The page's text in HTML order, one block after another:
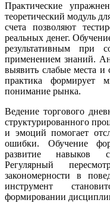
Практические
теоретический модуль
счета позволяют
реальных денег.
результативным при
применением знаний.
выявить слабые места и
практика формирует
понимание рынка.
Ведение торгового
структурированного
и эмоций помогает
ошибки. Обучение
развитие навыков
Регулярный
закономерности в
инструмент
формировании